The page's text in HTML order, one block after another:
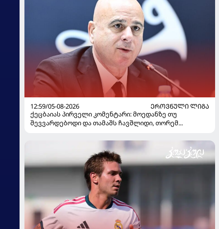
12:59/05-08-2026
ᲔᲠᲝᲕᲜᲣᲚᲘ ᲚᲘᲒᲐ
ქეცბაიას პირველი კომენტარი: მოედანზე თუ
შევვარდებოდი და თამაშს ჩავშლიდი, თორემ...